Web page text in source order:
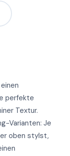
perfekte
Textur.
Varianten: Je
oben stylst,